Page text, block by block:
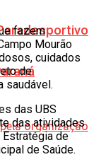
fazem
Mourão
cuidados
de
saudável.
das UBS
das atividades
Estratégia de
de Saúde.